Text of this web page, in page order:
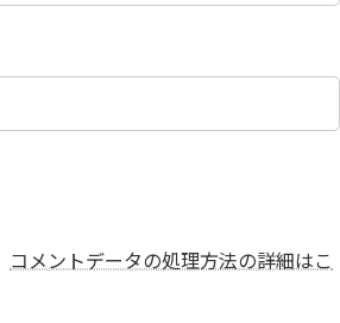
コメントデータの処理方法の詳細はこ